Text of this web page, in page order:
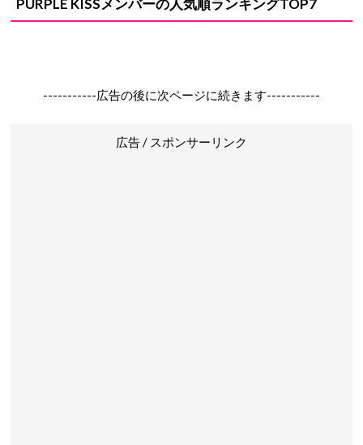
PURPLE KISSメンバーの人気順ランキングTOP7
-----------広告の後に次ページに続きます-----------
広告 / スポンサーリンク